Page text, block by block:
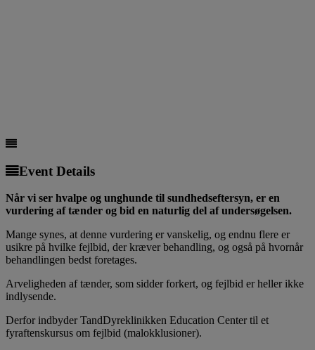
Event Details
Når vi ser hvalpe og unghunde til sundhedseftersyn, er en
vurdering af tænder og bid en naturlig del af undersøgelsen.
Mange synes, at denne vurdering er vanskelig, og endnu flere er
usikre på hvilke fejlbid, der kræver behandling, og også på hvornår
behandlingen bedst foretages.
Arveligheden af tænder, som sidder forkert, og fejlbid er heller ikke
indlysende.
Derfor indbyder TandDyreklinikken Education Center til et
fyraftenskursus om fejlbid (malokklusioner).